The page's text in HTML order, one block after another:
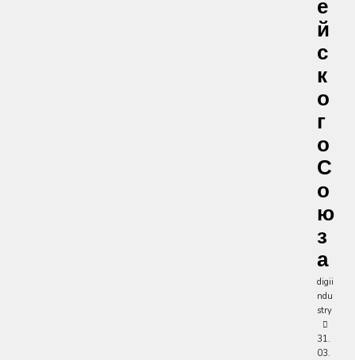
Е
Й
С
К
О
Г
О
С
О
Ю
З
А
digii
ndu
stry
31.
03.